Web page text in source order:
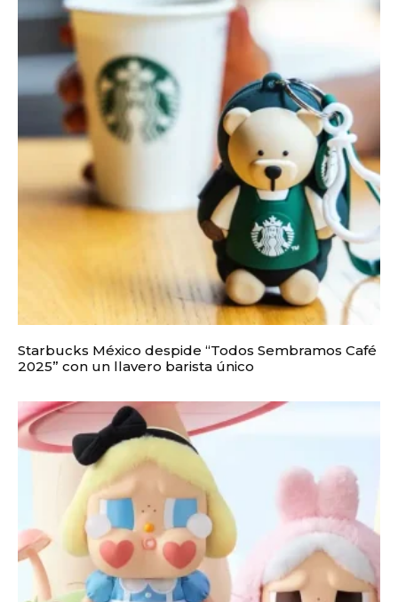
Starbucks México despide “Todos Sembramos Café
2025” con un llavero barista único